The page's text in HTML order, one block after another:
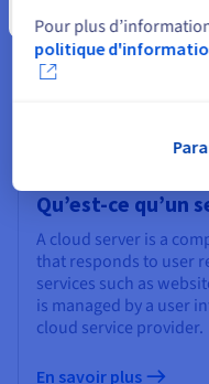
proposé via un
offre une alternative
infrastructures sur site.
Qu’est-ce qu’un
A cloud server is a
that responds to user
services such as
is managed by a user
cloud service provider.
En savoir plus
Pour plus
politique